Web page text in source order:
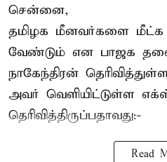
சென்னை,
தமிழக மீனவர்களை
வேண்டும் என பாஜக
நாகேந்திரன்
அவர் வெளியிட்டுள்ள
தெரிவித்திருப்பதாவது:-
Read